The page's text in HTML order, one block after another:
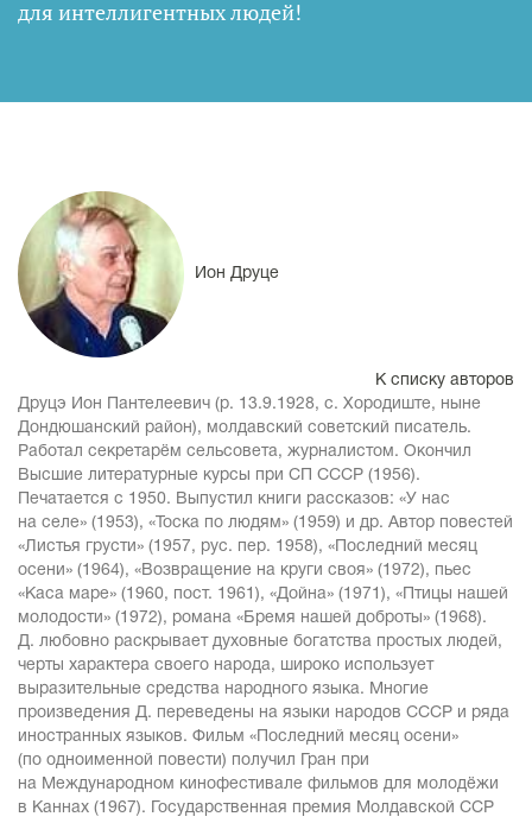
для интеллигентных людей!
Ион Друце
К списку авторов
Друцэ Ион Пантелеевич (р. 13.9.1928, с. Хородиште, ныне
Дондюшанский район), молдавский советский писатель.
Работал секретарём сельсовета, журналистом. Окончил
Высшие литературные курсы при СП СССР (1956).
Печатается с 1950. Выпустил книги рассказов: «У нас
на селе» (1953), «Тоска по людям» (1959) и др. Автор повестей
«Листья грусти» (1957, рус. пер. 1958), «Последний месяц
осени» (1964), «Возвращение на круги своя» (1972), пьес
«Каса маре» (1960, пост. 1961), «Дойна» (1971), «Птицы нашей
молодости» (1972), романа «Бремя нашей доброты» (1968).
Д. любовно раскрывает духовные богатства простых людей,
черты характера своего народа, широко использует
выразительные средства народного языка. Многие
произведения Д. переведены на языки народов СССР и ряда
иностранных языков. Фильм «Последний месяц осени»
(по одноименной повести) получил Гран при
на Международном кинофестивале фильмов для молодёжи
в Каннах (1967). Государственная премия Молдавской ССР